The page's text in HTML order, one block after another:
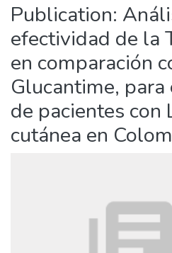
Publication:
efectividad de la
en comparación
Glucantime,
de pacientes con
cutánea en